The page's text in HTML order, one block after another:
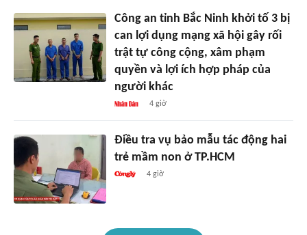
Công an tỉnh Bắc Ninh khởi tố 3 bị
can lợi dụng mạng xã hội gây rối
trật tự công cộng, xâm phạm
quyền và lợi ích hợp pháp của
người khác
4 giờ
Điều tra vụ bảo mẫu tác động hai
trẻ mầm non ở TP.HCM
4 giờ